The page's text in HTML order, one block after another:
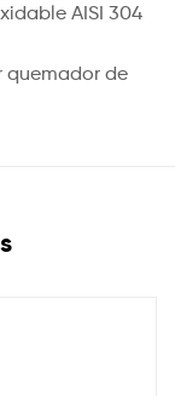
AISI 304
quemador de